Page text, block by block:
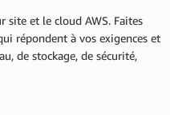
site et le cloud AWS. Faites
répondent à vos exigences et
de stockage, de sécurité,